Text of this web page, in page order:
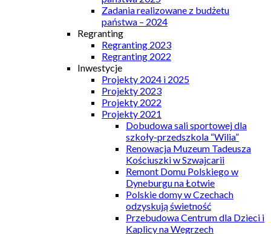
Zadania realizowane z budżetu
państwa – 2024
Regranting
Regranting 2023
Regranting 2022
Inwestycje
Projekty 2024 i 2025
Projekty 2023
Projekty 2022
Projekty 2021
Dobudowa sali sportowej dla
szkoły-przedszkola “Wilia”
Renowacja Muzeum Tadeusza
Kościuszki w Szwajcarii
Remont Domu Polskiego w
Dyneburgu na Łotwie
Polskie domy w Czechach
odzyskują świetność
Przebudowa Centrum dla Dzieci i
Kaplicy na Węgrzech